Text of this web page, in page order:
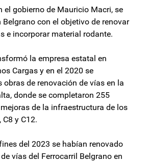
el gobierno de Mauricio Macri, se
Belgrano con el objetivo de renovar
e incorporar material rodante.
la empresa estatal en
Cargas y en el 2020 se
obras de renovación de vías en la
donde se completaron 255
de la infraestructura de los
C8 y C12.
del 2023 se habían renovado
vías del Ferrocarril Belgrano en